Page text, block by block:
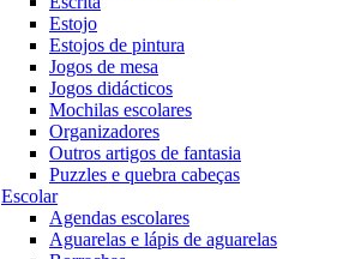
Estojo
Estojos de pintura
Jogos de mesa
Jogos didácticos
Mochilas escolares
Organizadores
Outros artigos de fantasia
Puzzles e quebra cabeças
Escolar
Agendas escolares
Aguarelas e lápis de aguarelas